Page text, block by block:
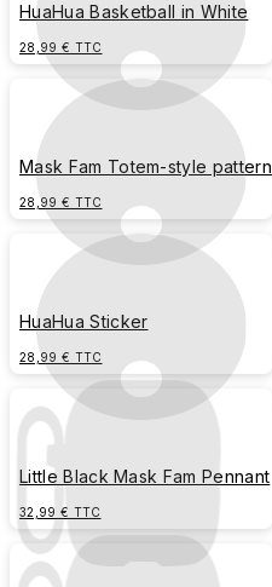
HuaHua Basketball in White
28,99 € TTC
Mask Fam Totem-style pattern
28,99 € TTC
HuaHua Sticker
28,99 € TTC
Little Black Mask Fam Pennant
32,99 € TTC